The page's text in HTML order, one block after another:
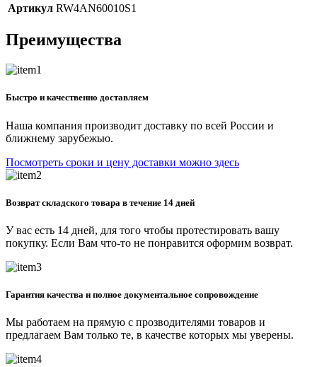
Артикул RW4AN60010S1
Преимущества
Быстро и качественно доставляем
Наша компания производит доставку по всей России и
ближнему зарубежью.
Посмотреть сроки и цену доставки можно здесь
Возврат складского товара в течение 14 дней
У вас есть 14 дней, для того чтобы протестировать вашу
покупку. Если Вам что-то не понравится оформим возврат.
Гарантия качества и полное документальное сопровождение
Мы работаем на прямую с прозводителями товаров и
предлагаем Вам только те, в качестве которых мы уверены.